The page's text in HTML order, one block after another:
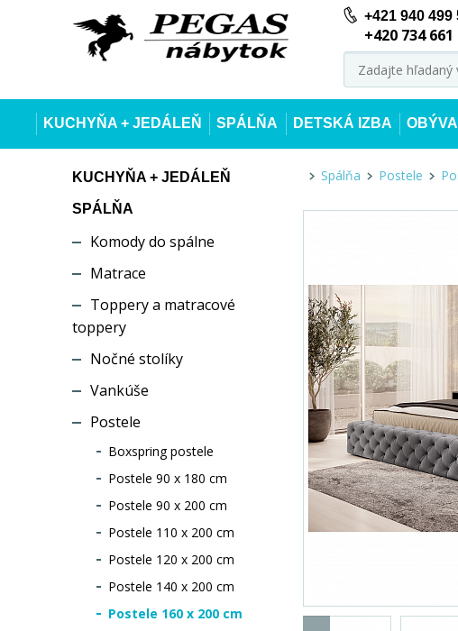
+421 940 499
+420 734 661
KUCHYŇA + JEDÁLEŇ SPÁLŇA DETSKÁ IZBA
KUCHYŇA + JEDÁLEŇ
SPÁLŇA
Komody do spálne
Matrace
Toppery a matracové
toppery
Nočné stolíky
Vankúše
Postele
Boxspring postele
Postele 90 x 180 cm
Postele 90 x 200 cm
Postele 110 x 200 cm
Postele 120 x 200 cm
Postele 140 x 200 cm
Postele 160 x 200 cm
Spálňa Postele